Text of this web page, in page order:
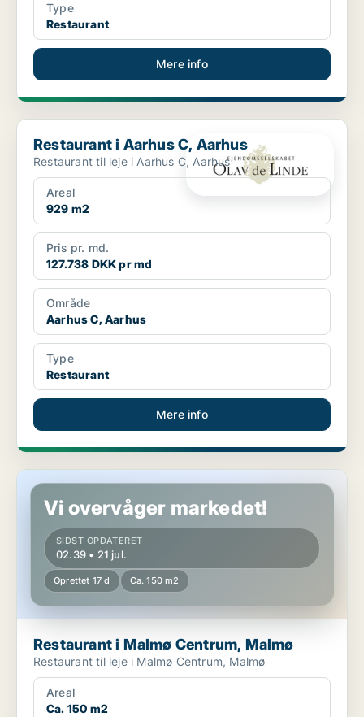
Type
Restaurant
Mere info
Restaurant i Aarhus C, Aarhus
Restaurant i Aarhus C, Aarhus
Restaurant til leje i Aarhus C, Aarhus
Areal
929 m2
Pris pr. md.
127.738 DKK pr md
Område
Aarhus C, Aarhus
Type
Restaurant
Mere info
Restaurant i Malmø Centrum, Malmø
Vi overvåger markedet!
SIDST OPDATERET
02.39 • 21 jul.
Oprettet 17 d Ca. 150 m2
Restaurant i Malmø Centrum, Malmø
Restaurant til leje i Malmø Centrum, Malmø
Areal
Ca. 150 m2